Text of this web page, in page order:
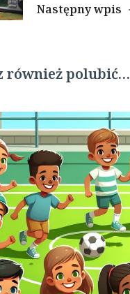
Następny wpis
również polubić…